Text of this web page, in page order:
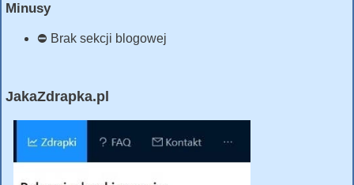
Minusy
⛔ Brak sekcji blogowej
JakaZdrapka.pl